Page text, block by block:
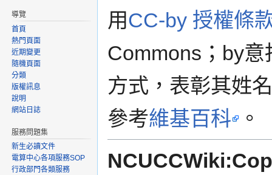
用CC-by 授權條
Commons；by
方式，表彰其姓
參考維基百科
。
導覽
首頁
熱門頁面
近期變更
隨機頁面
分類
版權訊息
說明
網站日誌
服務問題集
新生必讀文件
電算中心各項服務SOP
行政部門各類服務